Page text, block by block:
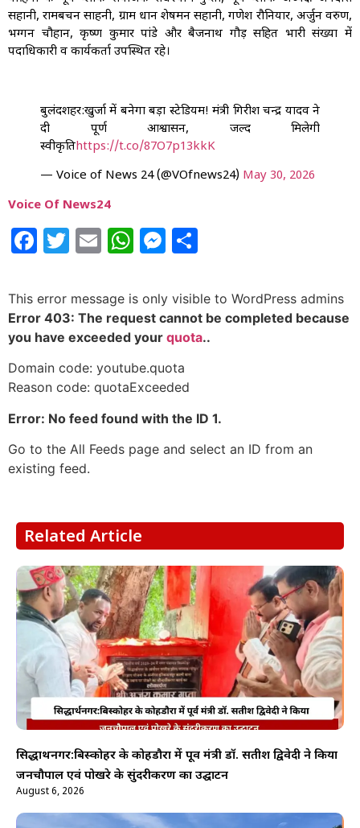
सहानी, रामबचन साहनी, ग्राम प्रधान शेषमन सहानी, गणेश रौनियार, अर्जुन वरुण,
भग्गन चौहान, कृष्ण कुमार पांडे और बैजनाथ गौड़ सहित भारी संख्या में
पदाधिकारी व कार्यकर्ता उपस्थित रहे।
बुलंदशहर:खुर्जा में बनेगा बड़ा स्टेडियम! मंत्री गिरीश चन्द्र यादव ने
दी पूर्ण आश्वासन, जल्द मिलेगी
स्वीकृतिhttps://t.co/87O7p13kkK
— Voice of News 24 (@VOfnews24) May 30, 2026
Voice Of News24
Facebook
Twitter
EmailWhatsApp
Messenger
This error message is only visible to WordPress admins
Error 403: The request cannot be completed because
you have exceeded your quota..
Domain code: youtube.quota
Reason code: quotaExceeded
Error: No feed found with the ID 1.
Go to the All Feeds page and select an ID from an
existing feed.
Related Article
सिद्धार्थनगर:बिस्कोहर के कोहडौरा में पूर्व मंत्री डॉ. सतीश द्विवेदी ने किया
जनचौपाल एवं पोखरे के सुंदरीकरण का उद्घाटन
August 6, 2026